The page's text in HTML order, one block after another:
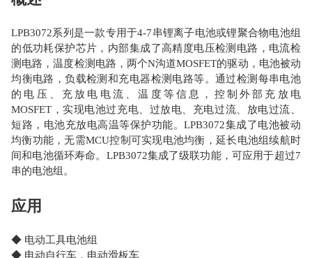
LPB3072系列是一款专用于4-7串锂离子电池或锂聚合物电池组
的低功耗保护芯片，内部集成了高精度电压检测电路，电流检
测电路，温度检测电路，两个N沟道MOSFET的驱动，电池被动
均衡电路，负载检测和充电器检测电路等。通过检测每串电池
的电压、充放电电流、温度等信息，控制外部充放电
MOSFET，实现电池过充电、过放电、充电过流、放电过流、
短路，电池充放电高温等保护功能。LPB3072集成了电池被动
均衡功能，无需MCU控制可实现电池均衡，延长电池组续航时
间和电池循环寿命。LPB3072集成了级联功能，可应用于超过7
串的电池组。
应用
◆ 电动工具电池组
◆ 电动自行车，电动滑板车